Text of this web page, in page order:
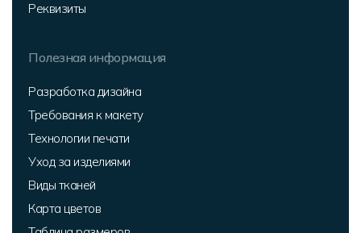
Реквизиты
Полезная информация
Разработка дизайна
Требования к макету
Технологии печати
Уход за изделиями
Виды тканей
Карта цветов